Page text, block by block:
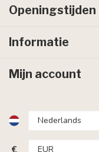
Openingstijden
Informatie
Mijn account
€